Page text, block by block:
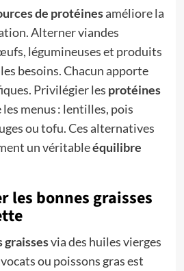
de protéinesaméliore la
Alterner viandes
légumineuses et produits
besoins. Chacun apporte
Privilégier les protéines
menus : lentilles, pois
ou tofu. Ces alternatives
un véritableéquilibre
les bonnes graisses
graissesvia des huiles vierges
ou poissons gras est